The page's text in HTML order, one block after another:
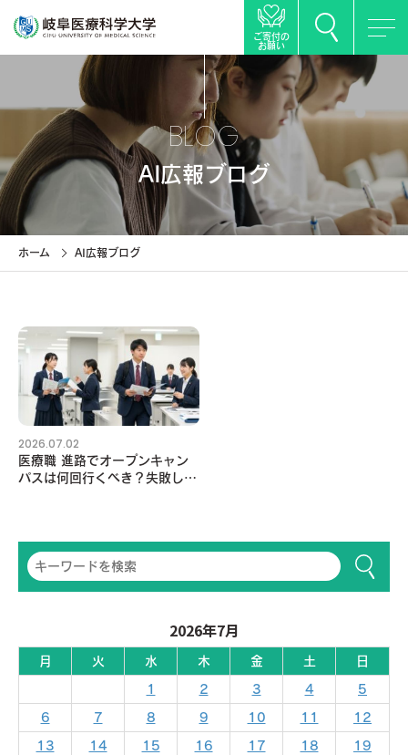
ご寄付の
お願い
BLOG
AI広報ブログ
ホーム AI広報ブログ
2026.07.02
医療職 進路でオープンキャン
パスは何回行くべき？失敗しな
2026年7月
月 火 水 木 金 土 日
1 2 3 4 5
6 7 8 9 10 11 12
13 14 15 16 17 18 19